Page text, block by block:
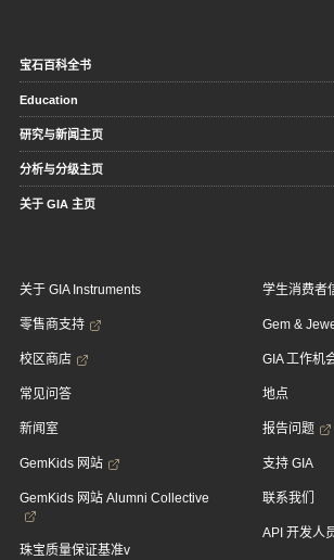
宝石百科全书
Education
研究与新闻主页
分析与分级主页
关于 GIA 主页
关于 GIA Instruments
零售商支持
校区商店
常见问答
新闻室
GemKids 网站
GemKids 网站 Alumni Collective
珠宝质量保证基准v
学生消费者
Gem &
GIA 工作机
地点
报告问题
支持 GIA
联系我们
API 开发人